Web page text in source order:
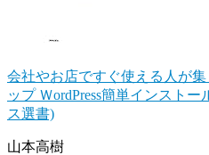
会社やお店ですぐ使える人が
ップ ＷordPress簡単インスト
ス選書)
山本高樹